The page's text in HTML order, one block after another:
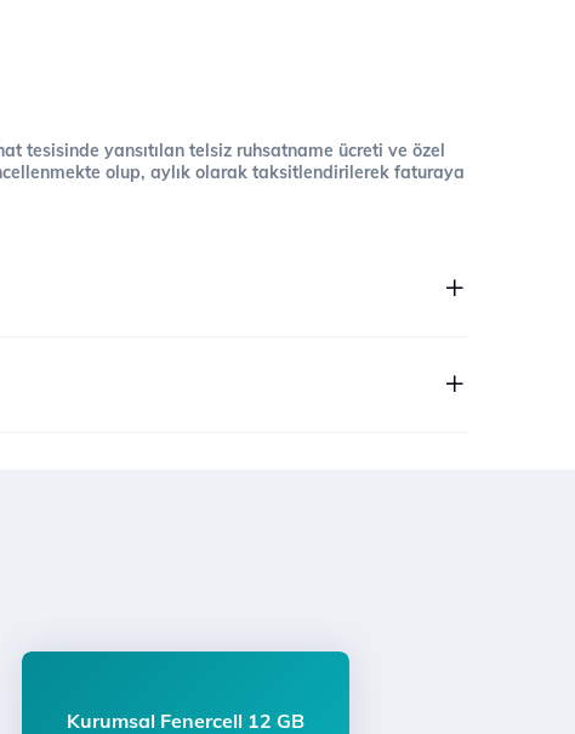
tesisinde yansıtılan telsiz ruhsatname ücreti ve özel
olup, aylık olarak taksitlendirilerek faturaya
Kurumsal Fenercell 12 GB